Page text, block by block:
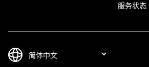
服务状态